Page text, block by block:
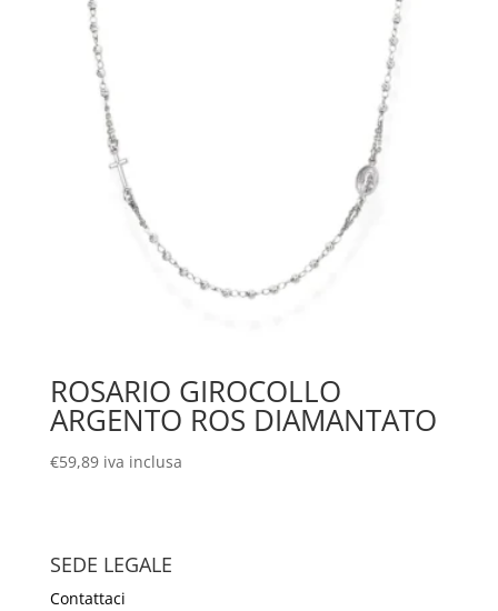
ROSARIO GIROCOLLO
ARGENTO ROS DIAMANTATO
€59,89 iva inclusa
SEDE LEGALE
Contattaci